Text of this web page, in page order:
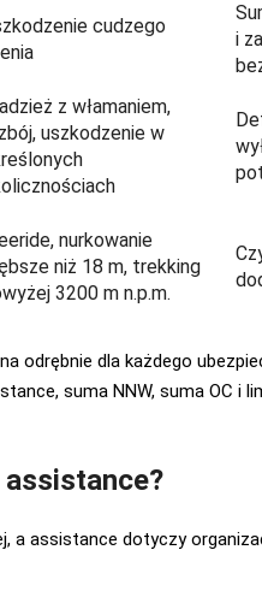
cudzego
i
z włamaniem,
uszkodzenie w
nurkowanie
niż 18 m, trekking
3200 m n.p.m.
odrębnie dla każdego
suma NNW, suma OC i
a assistance dotyczy